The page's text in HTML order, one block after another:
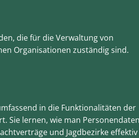
die für die Verwaltung von
Organisationen zuständig sind.
in die Funktionalitäten der
Sie lernen, wie man
und Jagdbezirke effektiv